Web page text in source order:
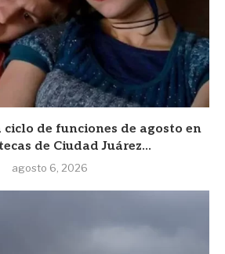
de funciones de agosto en
de Ciudad Juárez...
agosto 6, 2026